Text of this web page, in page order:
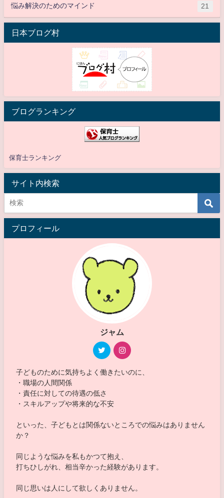
悩み解決のためのマインド 21
日本ブログ村
ブログランキング
保育士ランキング
サイト内検索
プロフィール
ジャム
子どものために気持ちよく働きたいのに、
・職場の人間関係
・責任に対しての待遇の低さ
・スキルアップや将来的な不安
といった、子どもとは関係ないところでの悩みはありません
か？
同じような悩みを私もかつて抱え、
打ちひしがれ、相当辛かった経験があります。
同じ思いは人にして欲しくありません。